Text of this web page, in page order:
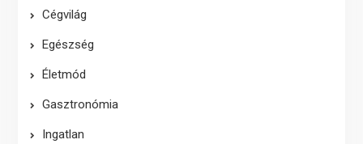
Cégvilág
Egészség
Életmód
Gasztronómia
Ingatlan